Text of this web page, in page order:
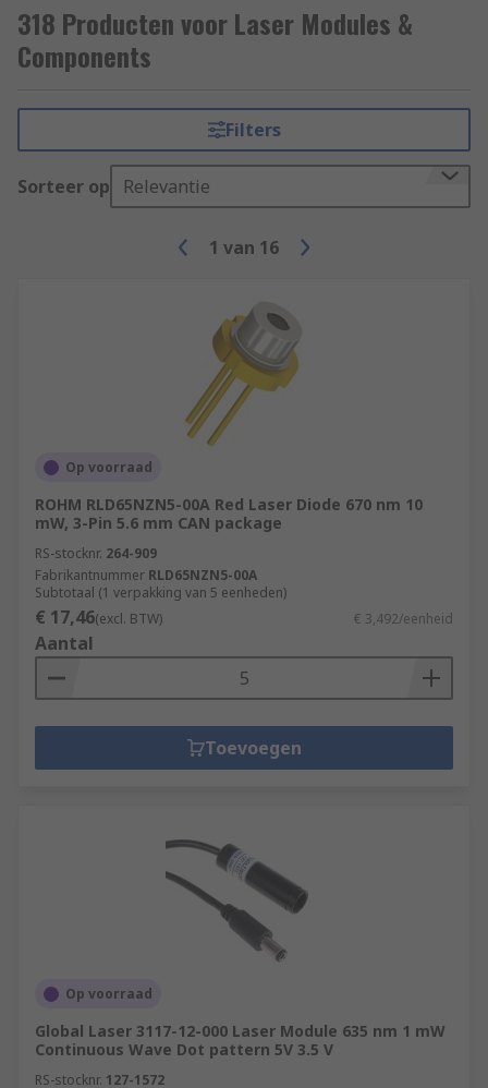
318 Producten voor Laser Modules &
Components
Filters
Sorteer op Relevantie
1 van 16
Op voorraad
ROHM RLD65NZN5-00A Red Laser Diode 670 nm 10
mW, 3-Pin 5.6 mm CAN package
RS-stocknr. 264-909
Fabrikantnummer RLD65NZN5-00A
Subtotaal (1 verpakking van 5 eenheden)
€ 17,46(excl. BTW) € 3,492/eenheid
Aantal
Toevoegen
Op voorraad
Global Laser 3117-12-000 Laser Module 635 nm 1 mW
Continuous Wave Dot pattern 5V 3.5 V
RS-stocknr. 127-1572